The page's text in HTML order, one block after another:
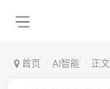
首页 AI智能 正文